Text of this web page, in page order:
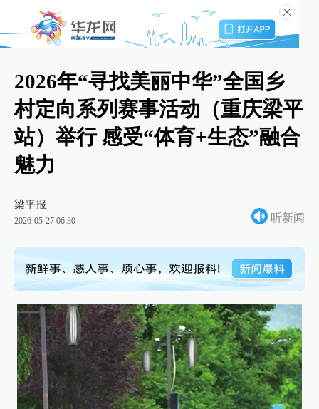
2026年“寻找美丽中华”全国乡
村定向系列赛事活动（重庆梁平
站）举行 感受“体育+生态”融合
魅力
梁平报
2026-05-27 06:30 听新闻